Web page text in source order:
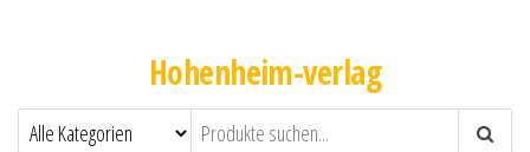
Hohenheim-verlag